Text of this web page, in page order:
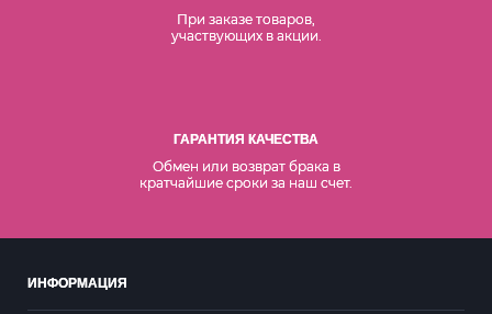
При заказе товаров,
участвующих в акции.
ГАРАНТИЯ КАЧЕСТВА
Обмен или возврат брака в
кратчайшие сроки за наш счет.
ИНФОРМАЦИЯ